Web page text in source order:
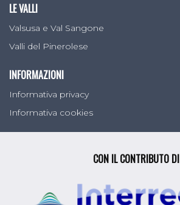
LE VALLI
Valsusa e Val Sangone
Valli del Pinerolese
INFORMAZIONI
Informativa privacy
Informativa cookies
CON IL CONTRIBUTO DI